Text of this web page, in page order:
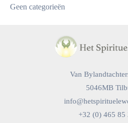
Geen categorieën
Van
5046MB
+32 (0) 465 85